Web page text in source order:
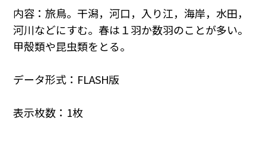
内容：旅鳥。干潟，河口，入り江，海岸，水田，
河川などにすむ。春は１羽か数羽のことが多い。
甲殻類や昆虫類をとる。
データ形式：FLASH版
表示枚数：1枚